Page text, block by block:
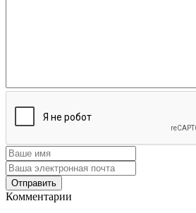
Комментарии